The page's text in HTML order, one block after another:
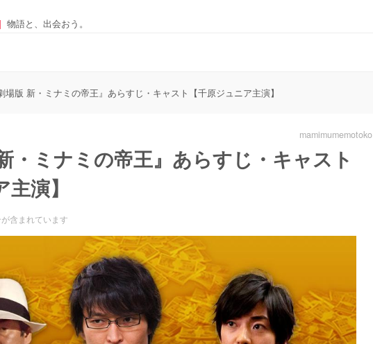
物語と、出会おう。
場版 新・ミナミの帝王』あらすじ・キャスト【千原ジュニア主演】
mamimumemotoko
・ミナミの帝王』あらすじ・キャスト
演】
含まれています